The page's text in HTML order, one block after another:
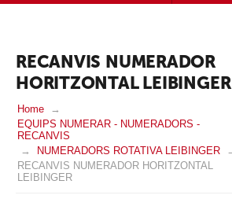
RECANVIS NUMERADOR
HORITZONTAL LEIBINGER
Home
EQUIPS NUMERAR - NUMERADORS -
RECANVIS
NUMERADORS ROTATIVA LEIBINGER
RECANVIS NUMERADOR HORITZONTAL
LEIBINGER